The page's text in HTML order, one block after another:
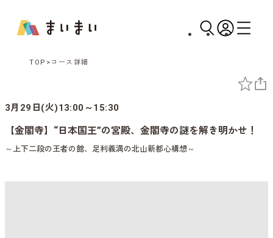
TOP コース詳細
3月29日(火)13:00～15:30
【金閣寺】“日本国王”の宮殿、金閣寺の謎を解き明かせ！
～上下二段の王者の館、足利義満の北山新都心構想～